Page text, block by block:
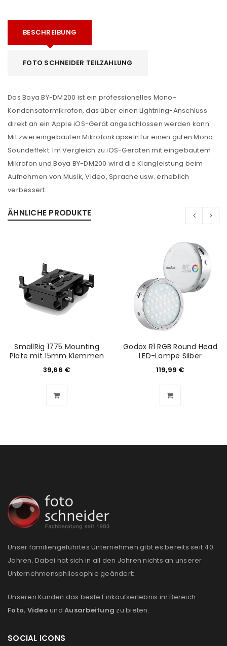
ANMELDEN
Anmeldeformular geschützt durch
ANMELDEN
PASSWORT VERGESSEN?
REGISTRIEREN
E-Mail-Adresse
BESCHREIBUNG
FOTO SCHNEIDER TEILZAHLUNG
Das Boya BY-DM200 ist ein professionelles Mono-
Kondensatormikrofon, das über einen Lightning-Anschluss
direkt an ein Apple iOS-Gerät angeschlossen werden kann.
Mit zwei eingebauten Mikrofonkapseln für einen guten Mono-
Soundeffekt. Im Vergleich zu iOS-Geräten mit eingebautem
Mikrofon und Boya BY-DM200 wird die Klangleistung beim
Aufnehmen von Musik, Video, Sprache usw. erheblich
verbessert.
ÄHNLICHE PRODUKTE
SmallRig 1775 Mounting
Plate mit 15mm Klemmen
39,66 €
Godox R1 RGB Round Head
LED-Lampe Silber
119,99 €
Unser familiengeführtes Unternehmen gibt es bereits seit 40
Jahren. Dabei hat sich in all den Jahren nichts an unserer
Unternehmensphilosophie geändert:
Unseren Kunden das beste Einkaufserlebnis im Bereich
Foto, Video und Ausarbeitung zu bieten.
SOCIAL ICONS